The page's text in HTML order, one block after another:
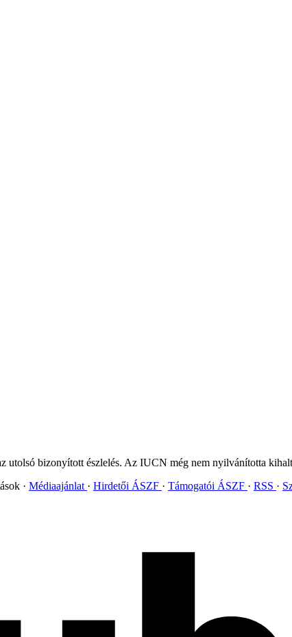
utolsó bizonyított észlelés. Az IUCN még nem nyilvánította
Médiaajánlat Hirdetői ÁSZF Támogatói ÁSZF RSS